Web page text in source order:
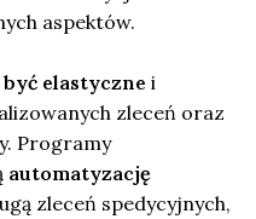
aspektów.
elastyczne i
zleceń oraz
Programy
automatyzację
zleceń spedycyjnych,